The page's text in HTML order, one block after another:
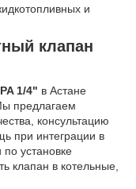
и
клапан
1/4" в Астане
предлагаем
консультацию
при интеграции в
по установке
клапан в котельные,